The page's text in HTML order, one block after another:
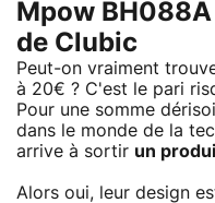
Mpow
de Clubic
Peut-on vraiment
à 20€ ? C'est le pari
Pour une somme
dans le monde de la
arrive à sortir un
Alors oui, leur design